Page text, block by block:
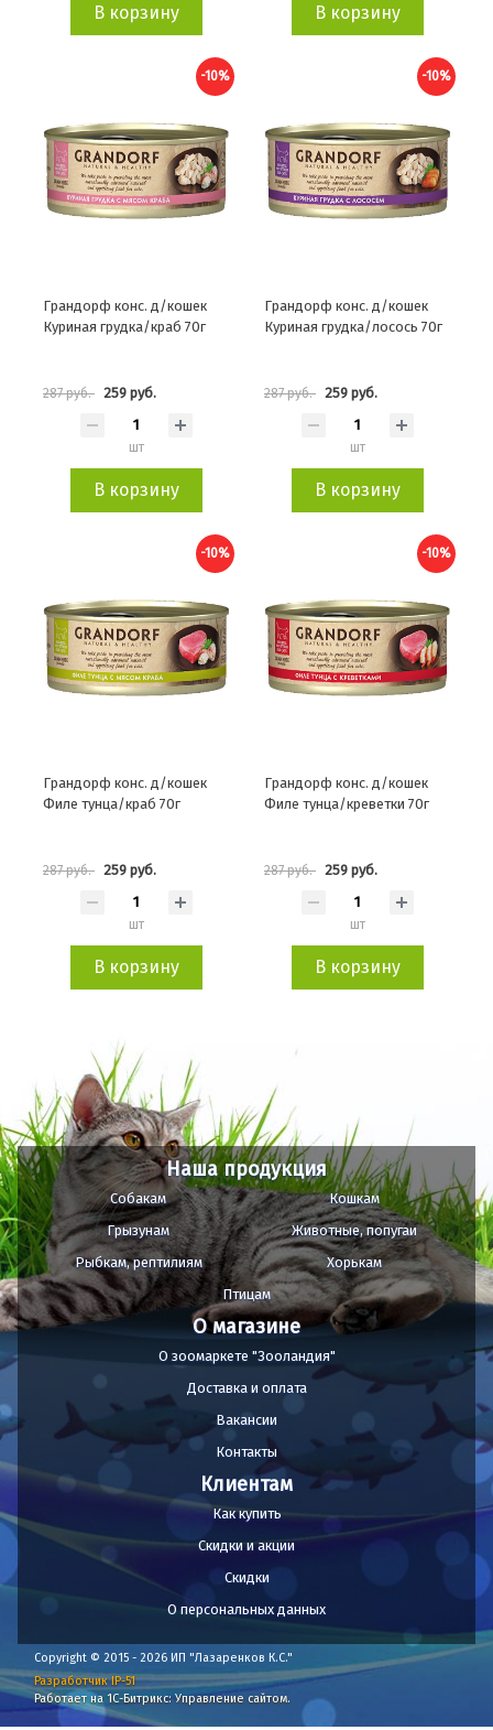
В корзину В корзину
-10%
Грандорф конс. д/кошек
Куриная грудка/краб 70г
287 руб. 259 руб.
шт
В корзину
-10%
Грандорф конс. д/кошек
Куриная грудка/лосось 70г
287 руб. 259 руб.
шт
В корзину
-10%
Грандорф конс. д/кошек
Филе тунца/краб 70г
287 руб. 259 руб.
шт
В корзину
-10%
Грандорф конс. д/кошек
Филе тунца/креветки 70г
287 руб. 259 руб.
шт
В корзину
Наша продукция
Собакам
Кошкам
Грызунам
Животные, попугаи
Рыбкам, рептилиям
Хорькам
Птицам
О магазине
О зоомаркете "Зооландия"
Доставка и оплата
Вакансии
Контакты
Клиентам
Как купить
Скидки и акции
Скидки
О персональных данных
Copyright © 2015 - 2026 ИП "Лазаренков К.С."
Разработчик IP-51
Работает на 1С-Битрикс: Управление сайтом.